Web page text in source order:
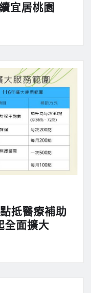
宜居桃園
抵醫療補助
全面擴大